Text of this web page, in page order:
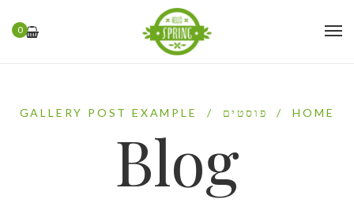
0
HOME
/ פוסטים /
GALLERY POST EXAMPLE
Blog